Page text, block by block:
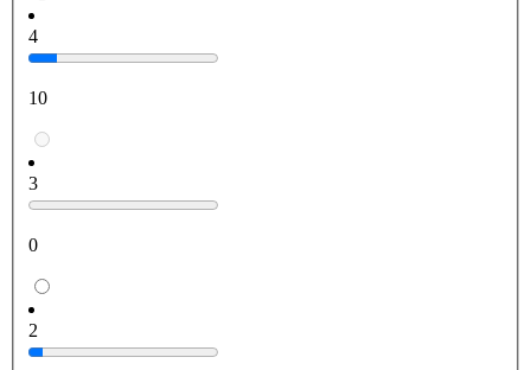
4
10
3
0
2